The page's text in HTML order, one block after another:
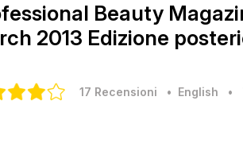
Beauty
2013 Edizione
17 Recensioni • English •